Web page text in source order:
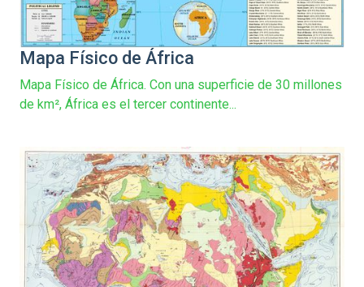
Mapa Físico de África
Mapa Físico de África. Con una superficie de 30 millones
de km², África es el tercer continente...